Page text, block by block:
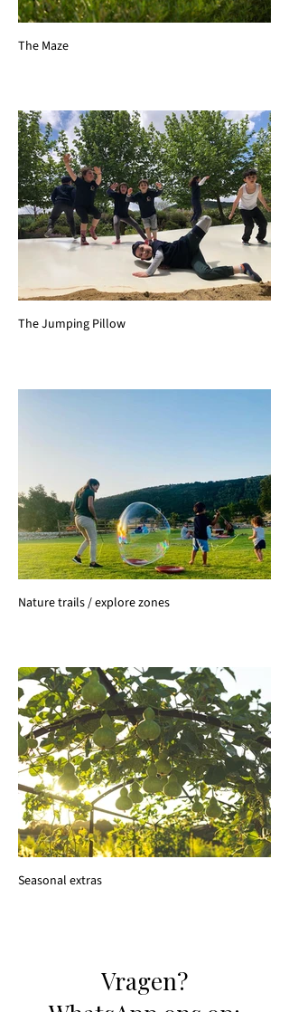
The Maze
The Jumping Pillow
Nature trails / explore zones
Seasonal extras
​​Vragen?